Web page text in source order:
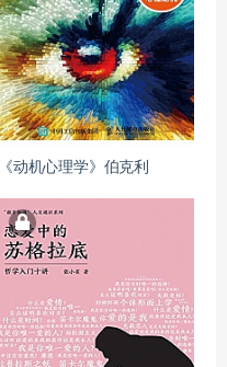
《动机心理学》伯克利